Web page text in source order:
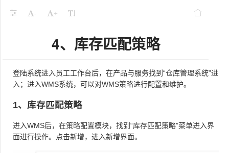
- +
4、库存匹配策略
登陆系统进入员工工作台后，在产品与服务找到“仓库管理系统”进
入；进入WMS系统，可以对WMS策略进行配置和维护。
1、库存匹配策略
进入WMS后，在策略配置模块，找到“库存匹配策略”菜单进入界
面进行操作。点击新增，进入新增界面。